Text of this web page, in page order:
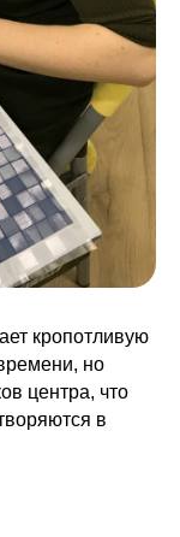
кропотливую
но
центра, что
в